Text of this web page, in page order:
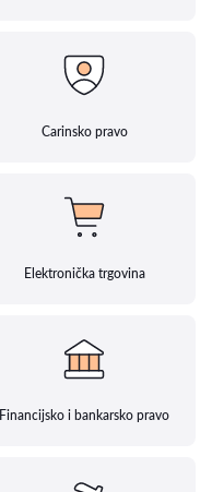
Carinsko pravo
Elektronička trgovina
Financijsko i bankarsko pravo